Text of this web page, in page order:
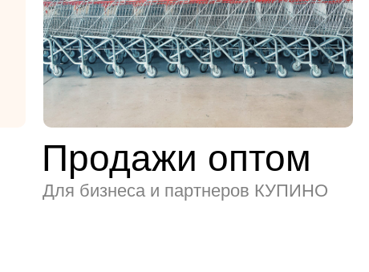
Продажи оптом
Для бизнеса и партнеров КУПИНО